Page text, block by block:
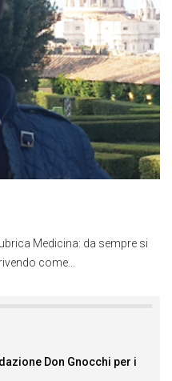
Medicina: da sempre si
come...
Don Gnocchi per i